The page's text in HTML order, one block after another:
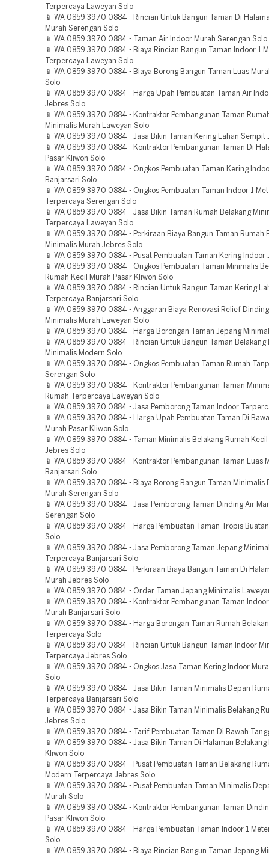
Terpercaya Laweyan Solo
📱 WA 0859 3970 0884 - Rincian Untuk Bangun Taman Di
Murah Serengan Solo
📱 WA 0859 3970 0884 - Taman Air Indoor Murah Serengan Solo
📱 WA 0859 3970 0884 - Biaya Rincian Bangun Taman Indoor 1
Terpercaya Laweyan Solo
📱 WA 0859 3970 0884 - Biaya Borong Bangun Taman Luas
Solo
📱 WA 0859 3970 0884 - Harga Upah Pembuatan Taman Air
Jebres Solo
📱 WA 0859 3970 0884 - Kontraktor Pembangunan Taman
Minimalis Murah Laweyan Solo
📱 WA 0859 3970 0884 - Jasa Bikin Taman Kering Lahan Sempit
📱 WA 0859 3970 0884 - Kontraktor Pembangunan Taman Di
Pasar Kliwon Solo
📱 WA 0859 3970 0884 - Ongkos Pembuatan Taman Kering
Banjarsari Solo
📱 WA 0859 3970 0884 - Ongkos Pembuatan Taman Indoor 1
Terpercaya Serengan Solo
📱 WA 0859 3970 0884 - Jasa Bikin Taman Rumah Belakang
Terpercaya Laweyan Solo
📱 WA 0859 3970 0884 - Perkiraan Biaya Bangun Taman Rumah
Minimalis Murah Jebres Solo
📱 WA 0859 3970 0884 - Pusat Pembuatan Taman Kering Indoor
📱 WA 0859 3970 0884 - Ongkos Pembuatan Taman Minimalis
Rumah Kecil Murah Pasar Kliwon Solo
📱 WA 0859 3970 0884 - Rincian Untuk Bangun Taman Kering
Terpercaya Banjarsari Solo
📱 WA 0859 3970 0884 - Anggaran Biaya Renovasi Relief
Minimalis Murah Laweyan Solo
📱 WA 0859 3970 0884 - Harga Borongan Taman Jepang
📱 WA 0859 3970 0884 - Rincian Untuk Bangun Taman Belakang
Minimalis Modern Solo
📱 WA 0859 3970 0884 - Ongkos Pembuatan Taman Rumah
Serengan Solo
📱 WA 0859 3970 0884 - Kontraktor Pembangunan Taman
Rumah Terpercaya Laweyan Solo
📱 WA 0859 3970 0884 - Jasa Pemborong Taman Indoor
📱 WA 0859 3970 0884 - Harga Upah Pembuatan Taman Di
Murah Pasar Kliwon Solo
📱 WA 0859 3970 0884 - Taman Minimalis Belakang Rumah
Jebres Solo
📱 WA 0859 3970 0884 - Kontraktor Pembangunan Taman Luas
Banjarsari Solo
📱 WA 0859 3970 0884 - Biaya Borong Bangun Taman Minimalis
Murah Serengan Solo
📱 WA 0859 3970 0884 - Jasa Pemborong Taman Dinding Air
Serengan Solo
📱 WA 0859 3970 0884 - Harga Pembuatan Taman Tropis
Solo
📱 WA 0859 3970 0884 - Jasa Pemborong Taman Jepang
Terpercaya Banjarsari Solo
📱 WA 0859 3970 0884 - Perkiraan Biaya Bangun Taman Di
Murah Jebres Solo
📱 WA 0859 3970 0884 - Order Taman Jepang Minimalis
📱 WA 0859 3970 0884 - Kontraktor Pembangunan Taman
Murah Banjarsari Solo
📱 WA 0859 3970 0884 - Harga Borongan Taman Rumah
Terpercaya Solo
📱 WA 0859 3970 0884 - Rincian Untuk Bangun Taman Indoor
Terpercaya Jebres Solo
📱 WA 0859 3970 0884 - Ongkos Jasa Taman Kering Indoor
Solo
📱 WA 0859 3970 0884 - Jasa Bikin Taman Minimalis Depan
Terpercaya Banjarsari Solo
📱 WA 0859 3970 0884 - Jasa Bikin Taman Minimalis Belakang
Jebres Solo
📱 WA 0859 3970 0884 - Tarif Pembuatan Taman Di Bawah
📱 WA 0859 3970 0884 - Jasa Bikin Taman Di Halaman Belakang
Kliwon Solo
📱 WA 0859 3970 0884 - Pusat Pembuatan Taman Belakang
Modern Terpercaya Jebres Solo
📱 WA 0859 3970 0884 - Pusat Pembuatan Taman Minimalis
Murah Solo
📱 WA 0859 3970 0884 - Kontraktor Pembangunan Taman
Pasar Kliwon Solo
📱 WA 0859 3970 0884 - Harga Pembuatan Taman Indoor 1
Solo
📱 WA 0859 3970 0884 - Biaya Rincian Bangun Taman Jepang